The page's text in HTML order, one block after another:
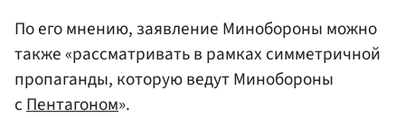
По его мнению, заявление Минобороны можно
также «рассматривать в рамках симметричной
пропаганды, которую ведут Минобороны
сПентагоном».